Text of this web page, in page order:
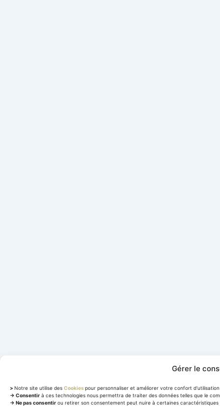
Gérer le
> Notre site utilise des Cookies pour personnaliser et améliorer votre confort d'utilisation
→ Consentir à ces technologies nous permettra de traiter des données telles que le
→ Ne pas consentir ou retirer son consentement peut nuire à certaines